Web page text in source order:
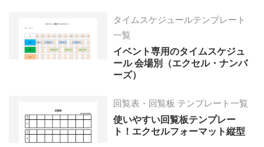
タイムスケジュールテンプレート
一覧
イベント専用のタイムスケジュ
ール 会場別（エクセル・ナンバ
ーズ）
回覧表・回覧板 テンプレート一覧
使いやすい回覧板テンプレー
ト！エクセルフォーマット縦型